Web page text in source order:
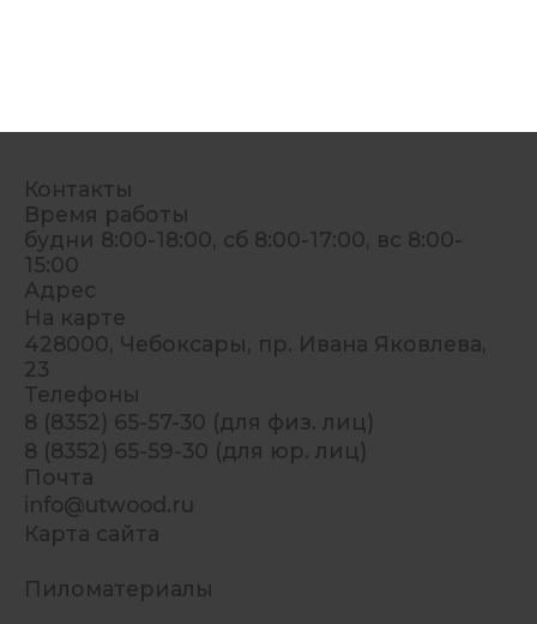
Контакты
Время работы
будни 8:00-18:00, сб 8:00-17:00, вс 8:00-
15:00
Адрес
На карте
428000, Чебоксары, пр. Ивана Яковлева,
23
Телефоны
8 (8352) 65-57-30 (для физ. лиц)
8 (8352) 65-59-30 (для юр. лиц)
Почта
info@utwood.ru
Карта сайта
Пиломатериалы